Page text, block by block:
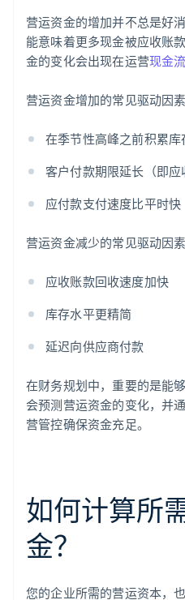
营运资金的增加并不总是好
能意味着更多现金被应收账
金的变化会出现在运营现金流
营运资金增加的常见驱动因素
在季节性高峰之前积累库
客户付款期限延长（即应
应付款支付速度比平时快
营运资金减少的常见驱动因素
应收账款回收速度加快
库存水平更精简
延迟向供应商付款
在财务规划中，重要的是能
会预测营运资金的变化，并
营管控确保资金充足。
如何计算所
金？
您的企业所需的营运资本，